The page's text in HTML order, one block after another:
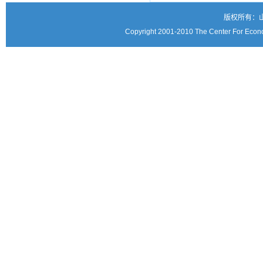
版权所有：
Copyright 2001-2010 The Center For